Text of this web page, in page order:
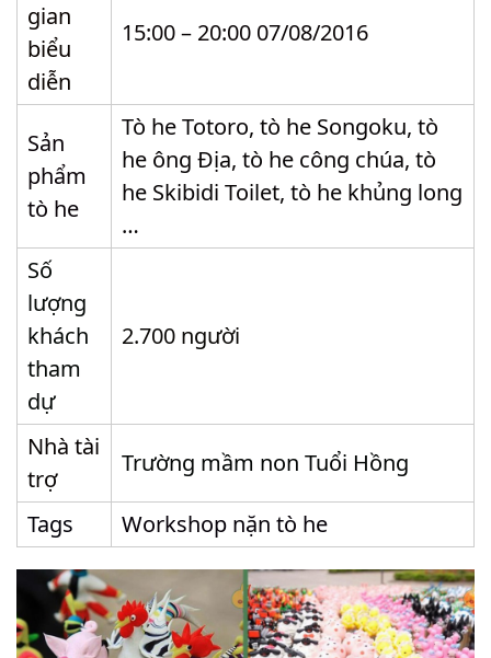
gian
biểu
diễn
15:00 – 20:00 07/08/2016
Sản
phẩm
tò he
Tò he Totoro, tò he Songoku, tò
he ông Địa, tò he công chúa, tò
he Skibidi Toilet, tò he khủng long
…
Số
lượng
khách
tham
dự
2.700 người
Nhà tài
trợ
Trường mầm non Tuổi Hồng
Tags Workshop nặn tò he